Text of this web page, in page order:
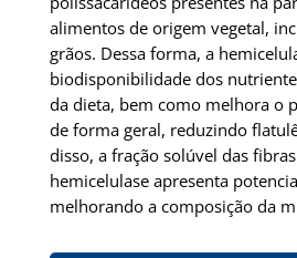
alimentos de origem vegetal,
grãos. Dessa forma, a
biodisponibilidade dos
da dieta, bem como melhora o
de forma geral, reduzindo
disso, a fração solúvel das
hemicelulase apresenta
melhorando a composição da